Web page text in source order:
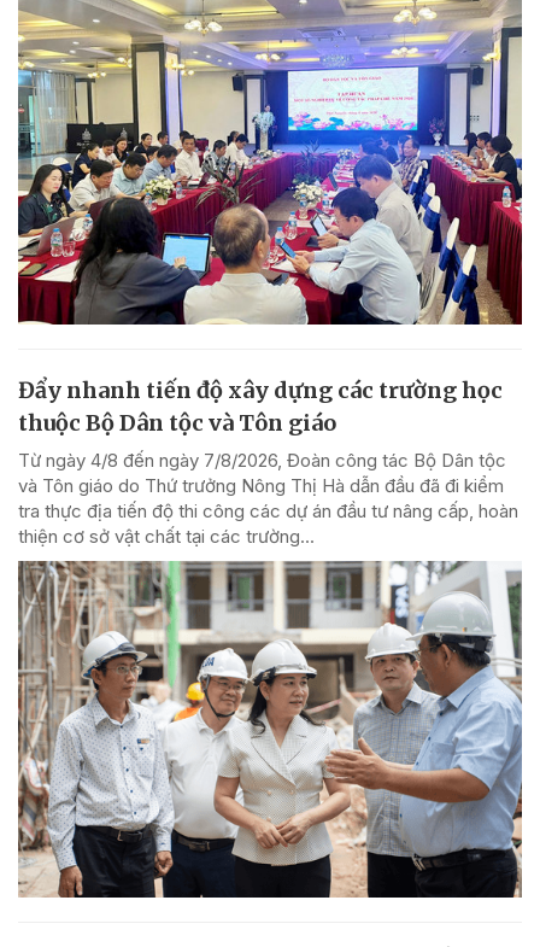
Đẩy nhanh tiến độ xây dựng các trường học
thuộc Bộ Dân tộc và Tôn giáo
Từ ngày 4/8 đến ngày 7/8/2026, Đoàn công tác Bộ Dân tộc
và Tôn giáo do Thứ trưởng Nông Thị Hà dẫn đầu đã đi kiểm
tra thực địa tiến độ thi công các dự án đầu tư nâng cấp, hoàn
thiện cơ sở vật chất tại các trường...